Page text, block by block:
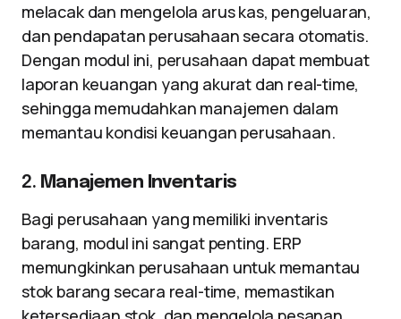
melacak dan mengelola arus kas, pengeluaran,
dan pendapatan perusahaan secara otomatis.
Dengan modul ini, perusahaan dapat membuat
laporan keuangan yang akurat dan real-time,
sehingga memudahkan manajemen dalam
memantau kondisi keuangan perusahaan.
2. Manajemen Inventaris
Bagi perusahaan yang memiliki inventaris
barang, modul ini sangat penting. ERP
memungkinkan perusahaan untuk memantau
stok barang secara real-time, memastikan